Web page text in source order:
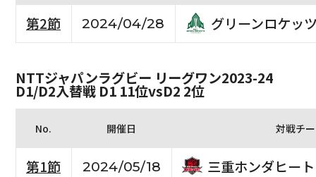
第2節 2024/04/28 グリーンロケッ
NTTジャパンラグビー リーグワン2023-24
D1/D2入替戦 D1 11位vsD2 2位
No. 開催日 対戦チ
第1節 2024/05/18
三重ホンダヒート